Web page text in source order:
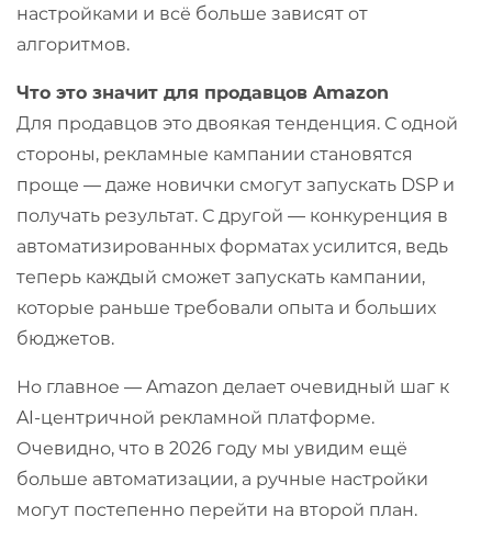
настройками и всё больше зависят от
алгоритмов.
Что это значит для продавцов Amazon
Для продавцов это двоякая тенденция. С одной
стороны, рекламные кампании становятся
проще — даже новички смогут запускать DSP и
получать результат. С другой — конкуренция в
автоматизированных форматах усилится, ведь
теперь каждый сможет запускать кампании,
которые раньше требовали опыта и больших
бюджетов.
Но главное — Amazon делает очевидный шаг к
AI-центричной рекламной платформе.
Очевидно, что в 2026 году мы увидим ещё
больше автоматизации, а ручные настройки
могут постепенно перейти на второй план.